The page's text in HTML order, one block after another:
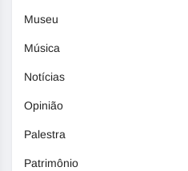
Museu
Música
Notícias
Opinião
Palestra
Patrimônio